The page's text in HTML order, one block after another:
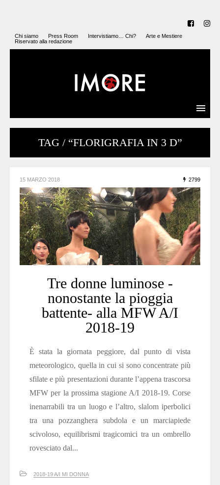
Chi siamo Press Room Intervistiamo… Chi?
Arte e Mestiere
Riservato alla redazione
TAG / “FLORIGRAFIA IN 3 D”
15 MARZO 2018 2799
Tre donne luminose -
nonostante la pioggia
battente- alla MFW A/I
2018-19
È stata la giornata peggiore, dal punto di vista
meteorologico, quella in cui si sono concentrate più
sfilate e più presentazioni durante l’appena trascorsa
MFW per la prossima stagione A/I 2018-19. Corse
inenarrabili tra un luogo e l’altro, slalom iperbolici
tra una pozzanghera subdola e un marciapiede
scivoloso, equilibrismi tragicomici tra un ombrello
rovesciato dal...
2018-19 A/I MI DONNA